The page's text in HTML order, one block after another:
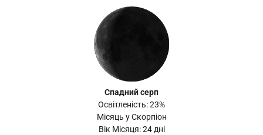
Спадний серп
Освітленість: 23%
Місяць у Скорпіон
Вік Місяця: 24 дні